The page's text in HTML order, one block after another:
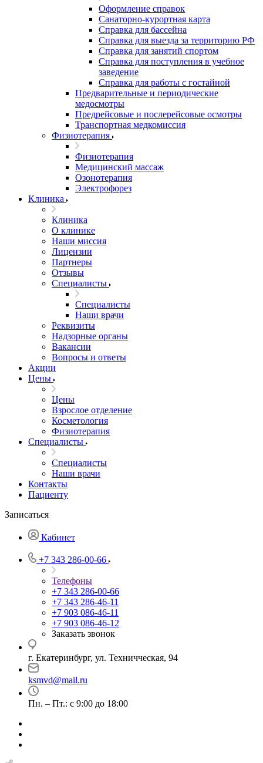
Оформление справок
Санаторно-курортная карта
Справка для бассейна
Справка для выезда за территорию РФ
Справка для занятий спортом
Справка для поступления в учебное
заведение
Справка для работы с гостайной
Предварительные и периодические
медосмотры
Предрейсовые и послерейсовые осмотры
Транспортная медкомиссия
Физиотерапия
Физиотерапия
Медицинский массаж
Озонотерапия
Электрофорез
Клиника
Клиника
О клинике
Наши миссия
Лицензии
Партнеры
Отзывы
Специалисты
Специалисты
Наши врачи
Реквизиты
Надзорные органы
Вакансии
Вопросы и ответы
Акции
Цены
Цены
Взрослое отделение
Косметология
Физиотерапия
Специалисты
Специалисты
Наши врачи
Контакты
Пациенту
Записаться
Кабинет
+7 343 286-00-66
Телефоны
+7 343 286-00-66
+7 343 286-46-11
+7 903 086-46-11
+7 903 086-46-12
Заказать звонок
г. Екатеринбург, ул. Техничческая, 94
ksmvd@mail.ru
Пн. – Пт.: с 9:00 до 18:00